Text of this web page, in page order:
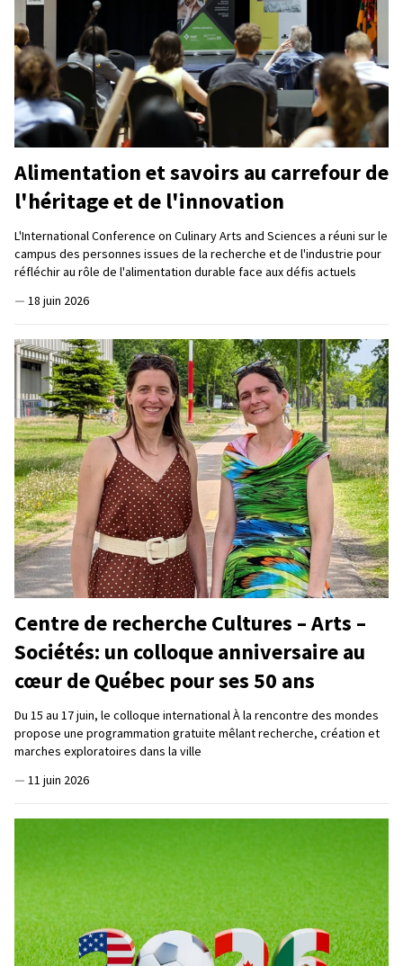
Alimentation et savoirs au carrefour de
l'héritage et de l'innovation
L'International Conference on Culinary Arts and Sciences a réuni sur le
campus des personnes issues de la recherche et de l'industrie pour
réfléchir au rôle de l'alimentation durable face aux défis actuels
— 18 juin 2026
Centre de recherche Cultures – Arts –
Sociétés: un colloque anniversaire au
cœur de Québec pour ses 50 ans
Du 15 au 17 juin, le colloque international À la rencontre des mondes
propose une programmation gratuite mêlant recherche, création et
marches exploratoires dans la ville
— 11 juin 2026